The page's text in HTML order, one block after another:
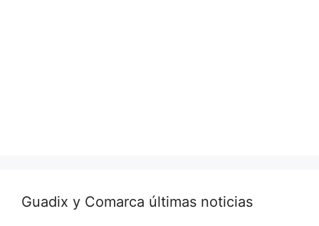
Guadix y Comarca últimas noticias